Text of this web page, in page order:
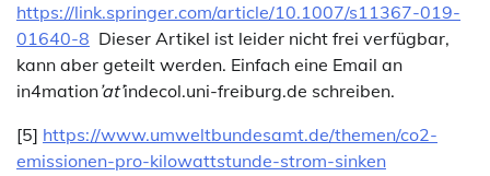
https://link.springer.com/article/10.1007/s11367-019-
01640-8 Dieser Artikel ist leider nicht frei verfügbar,
kann aber geteilt werden. Einfach eine Email an
in4mation’at’indecol.uni-freiburg.de schreiben.
[5] https://www.umweltbundesamt.de/themen/co2-
emissionen-pro-kilowattstunde-strom-sinken